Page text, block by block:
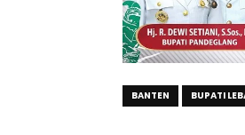
BANTEN BUPATI